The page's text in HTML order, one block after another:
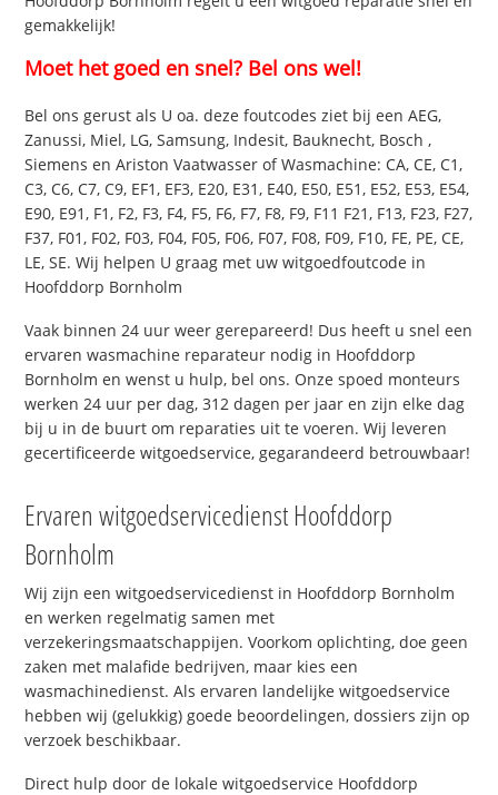
gemakkelijk!
Moet het goed en snel? Bel ons wel!
Bel ons gerust als U oa. deze foutcodes ziet bij een AEG,
Zanussi, Miel, LG, Samsung, Indesit, Bauknecht, Bosch ,
Siemens en Ariston Vaatwasser of Wasmachine: CA, CE, C1,
C3, C6, C7, C9, EF1, EF3, E20, E31, E40, E50, E51, E52, E53, E54,
E90, E91, F1, F2, F3, F4, F5, F6, F7, F8, F9, F11 F21, F13, F23, F27,
F37, F01, F02, F03, F04, F05, F06, F07, F08, F09, F10, FE, PE, CE,
LE, SE. Wij helpen U graag met uw witgoedfoutcode in
Hoofddorp Bornholm
Vaak binnen 24 uur weer gerepareerd! Dus heeft u snel een
ervaren wasmachine reparateur nodig in Hoofddorp
Bornholm en wenst u hulp, bel ons. Onze spoed monteurs
werken 24 uur per dag, 312 dagen per jaar en zijn elke dag
bij u in de buurt om reparaties uit te voeren. Wij leveren
gecertificeerde witgoedservice, gegarandeerd betrouwbaar!
Ervaren witgoedservicedienst Hoofddorp
Bornholm
Wij zijn een witgoedservicedienst in Hoofddorp Bornholm
en werken regelmatig samen met
verzekeringsmaatschappijen. Voorkom oplichting, doe geen
zaken met malafide bedrijven, maar kies een
wasmachinedienst. Als ervaren landelijke witgoedservice
hebben wij (gelukkig) goede beoordelingen, dossiers zijn op
verzoek beschikbaar.
Direct hulp door de lokale witgoedservice Hoofddorp